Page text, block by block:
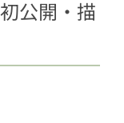
公開・描